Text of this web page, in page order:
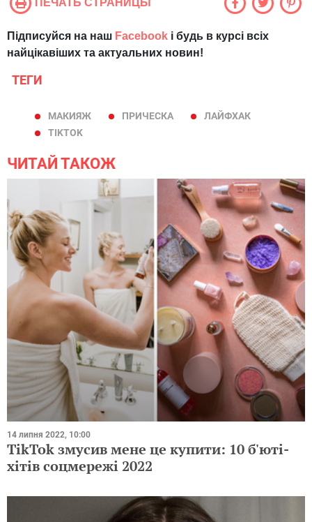
ПЕЧАТЬ СТРАНИЦЫ
Підписуйся на наш Facebook і будь в курсі всіх
найцікавіших та актуальних новин!
ТЕГИ
МАКИЯЖ ПРИЧЕСКА
ЛАЙФХАК
TIKTOK
ЧИТАЙ ТАКОЖ
14 липня 2022, 10:00
TikTok змусив мене це купити: 10 б'юті-
хітів соцмережі 2022